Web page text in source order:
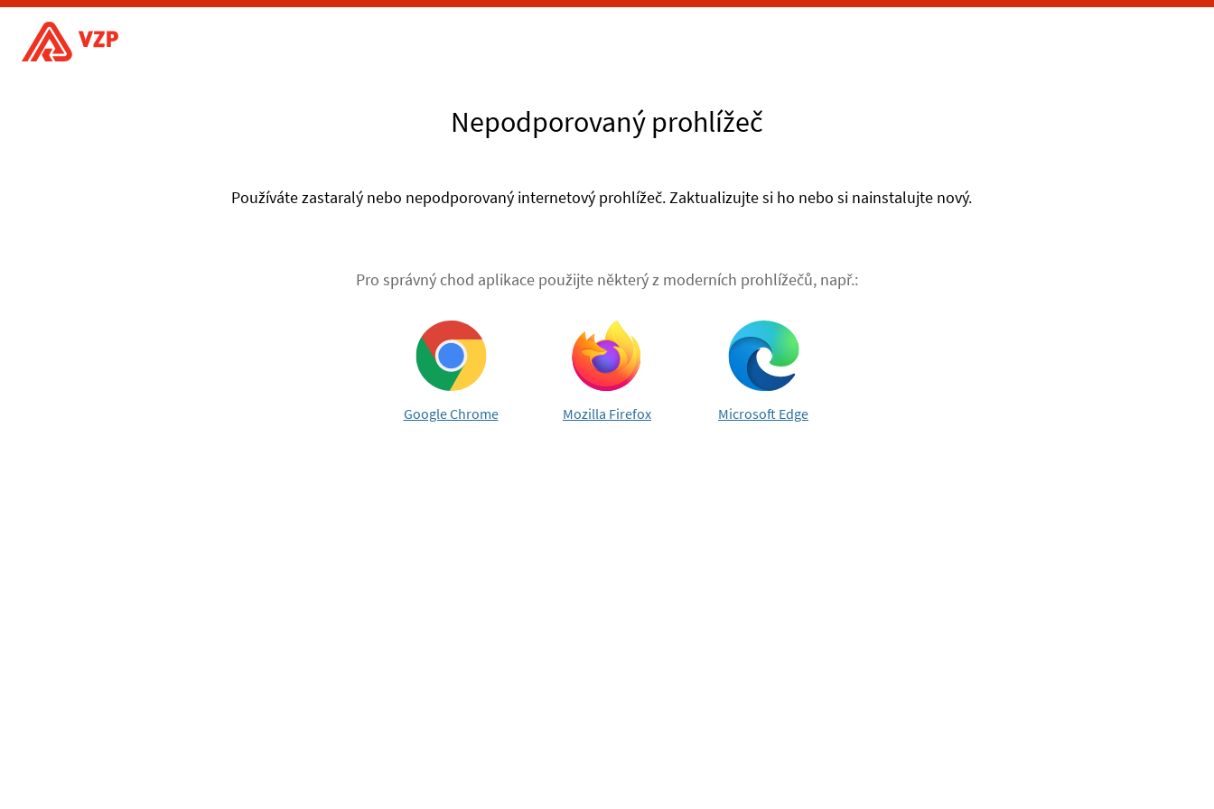
Nepodporovaný prohlížeč
Používáte zastaralý nebo nepodporovaný internetový prohlížeč. Zaktualizujte si ho nebo si nainstalujte nový.
Pro správný chod aplikace použijte některý z moderních prohlížečů, např.:
Google Chrome Mozilla Firefox Microsoft Edge